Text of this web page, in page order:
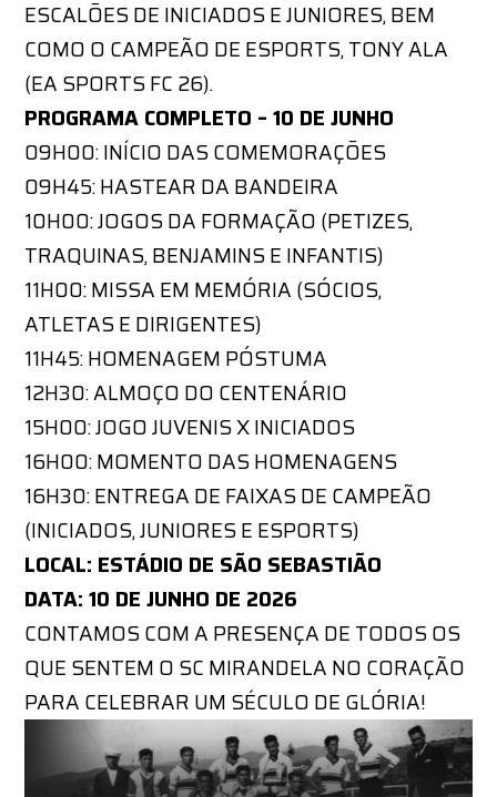
ESCALÕES DE INICIADOS E JUNIORES, BEM
COMO O CAMPEÃO DE ESPORTS, TONY ALA
(EA SPORTS FC 26).
PROGRAMA COMPLETO – 10 DE JUNHO
09H00: INÍCIO DAS COMEMORAÇÕES
09H45: HASTEAR DA BANDEIRA
10H00: JOGOS DA FORMAÇÃO (PETIZES,
TRAQUINAS, BENJAMINS E INFANTIS)
11H00: MISSA EM MEMÓRIA (SÓCIOS,
ATLETAS E DIRIGENTES)
11H45: HOMENAGEM PÓSTUMA
12H30: ALMOÇO DO CENTENÁRIO
15H00: JOGO JUVENIS X INICIADOS
16H00: MOMENTO DAS HOMENAGENS
16H30: ENTREGA DE FAIXAS DE CAMPEÃO
(INICIADOS, JUNIORES E ESPORTS)
LOCAL: ESTÁDIO DE SÃO SEBASTIÃO
DATA: 10 DE JUNHO DE 2026
CONTAMOS COM A PRESENÇA DE TODOS OS
QUE SENTEM O SC MIRANDELA NO CORAÇÃO
PARA CELEBRAR UM SÉCULO DE GLÓRIA!